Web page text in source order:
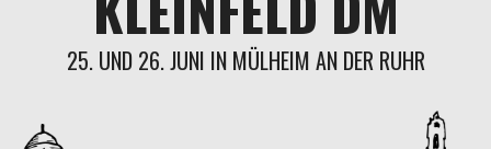
25. UND 26. JUNI IN MÜLHEIM AN DER RUHR